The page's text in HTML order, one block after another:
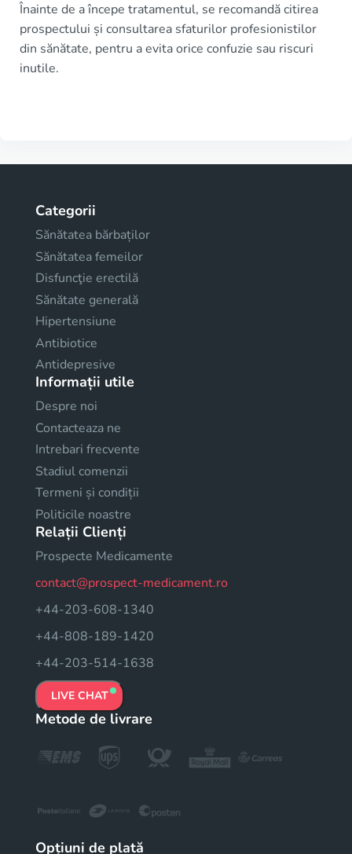
Înainte de a începe tratamentul, se recomandă citirea
prospectului și consultarea sfaturilor profesionistilor
din sănătate, pentru a evita orice confuzie sau riscuri
inutile.
Categorii
Sănătatea bărbaților
Sănătatea femeilor
Disfuncţie erectilă
Sănătate generală
Hipertensiune
Antibiotice
Antidepresive
Informații utile
Despre noi
Contacteaza ne
Intrebari frecvente
Stadiul comenzii
Termeni și condiții
Politicile noastre
Relații Clienți
Prospecte Medicamente
contact@prospect-medicament.ro
+44-203-608-1340
+44-808-189-1420
+44-203-514-1638
LIVE CHAT
Metode de livrare
Opțiuni de plată